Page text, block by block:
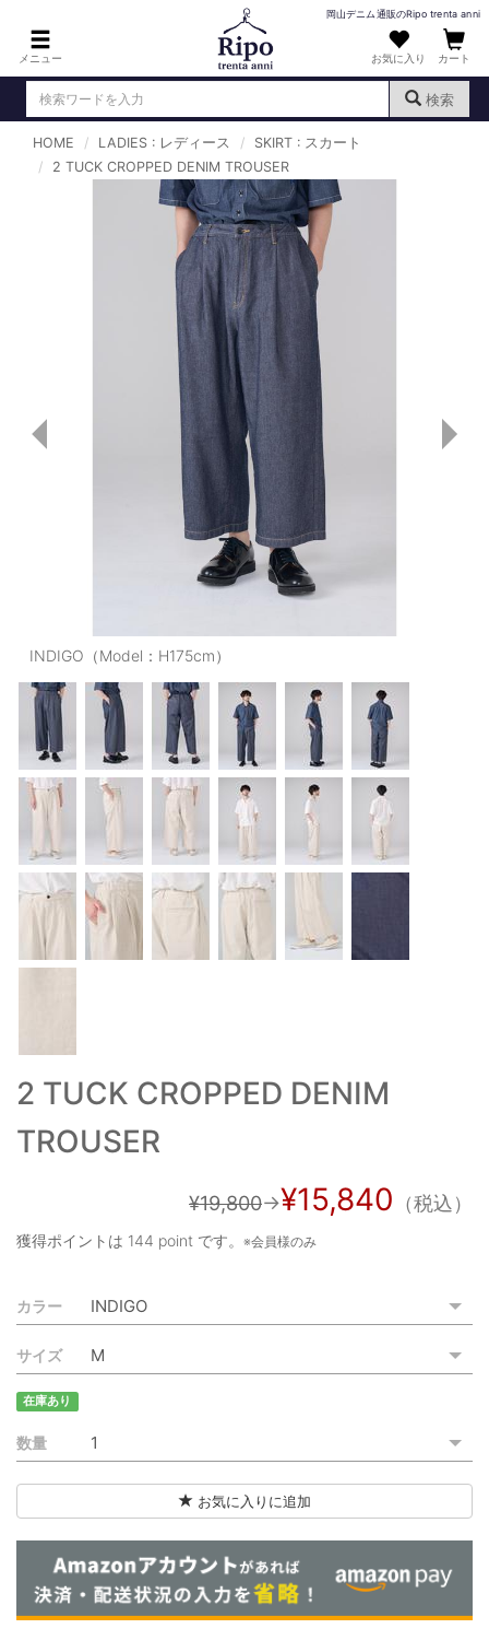
メニュー
岡山デニム通販のRipo trenta anni
お気に入り カート
検索
ログイン （ 新規会員登録）
DENIM : デニム
PANTS : パンツ
TOPS : トップス
T-SHIRT : Tシャツ
KNIT : ニット
SHIRT : シャツ
OUTERS : アウター
PANTS/SKIRT : パンツ・スカート
TOPS : トップス
OUTERS : アウター
OUTLET : アウトレット
MENS : メンズ
LADIES : レディース
新規会員登録
お買い物カゴ
ご利用規約
お問い合わせ
HOME LADIES : レディース
SKIRT : スカート
2 TUCK CROPPED DENIM TROUSER
INDIGO（Model：H175cm）
2 TUCK CROPPED DENIM
TROUSER
¥19,800→¥15,840 （税込）
獲得ポイントは 144 point です。 ※会員様のみ
カラー
サイズ
在庫あり
数量
お気に入りに追加